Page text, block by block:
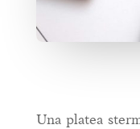
Una platea